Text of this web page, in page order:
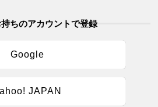
ちのアカウントで登録
Google
JAPAN